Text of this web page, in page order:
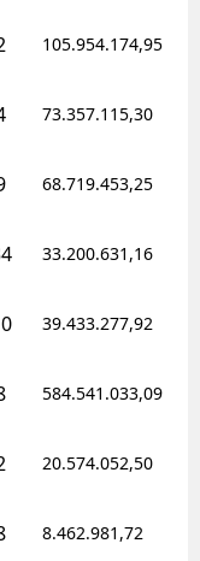
105.954.174,95
73.357.115,30
68.719.453,25
33.200.631,16
39.433.277,92
584.541.033,09
20.574.052,50
8.462.981,72